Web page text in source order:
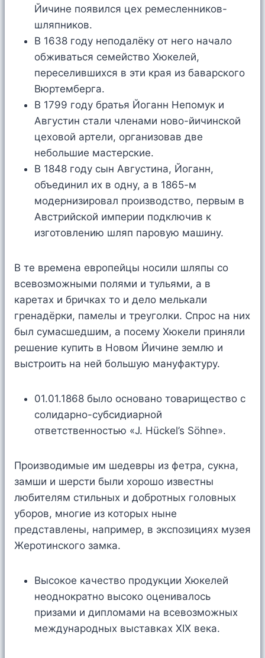
Йичине появился цех ремесленников-
шляпников.
В 1638 году неподалёку от него начало
обживаться семейство Хюкелей,
переселившихся в эти края из баварского
Вюртемберга.
В 1799 году братья Йоганн Непомук и
Августин стали членами ново-йичинской
цеховой артели, организовав две
небольшие мастерские.
В 1848 году сын Августина, Йоганн,
объединил их в одну, а в 1865-м
модернизировал производство, первым в
Австрийской империи подключив к
изготовлению шляп паровую машину.
В те времена европейцы носили шляпы со
всевозможными полями и тульями, а в
каретах и бричках то и дело мелькали
гренадёрки, памелы и треуголки. Спрос на них
был сумасшедшим, а посему Хюкели приняли
решение купить в Новом Йичине землю и
выстроить на ней большую мануфактуру.
01.01.1868 было основано товарищество с
солидарно-субсидиарной
ответственностью «J. Hückel’s Söhne».
Производимые им шедевры из фетра, сукна,
замши и шерсти были хорошо известны
любителям стильных и добротных головных
уборов, многие из которых ныне
представлены, например, в экспозициях музея
Жеротинского замка.
Высокое качество продукции Хюкелей
неоднократно высоко оценивалось
призами и дипломами на всевозможных
международных выставках XIX века.